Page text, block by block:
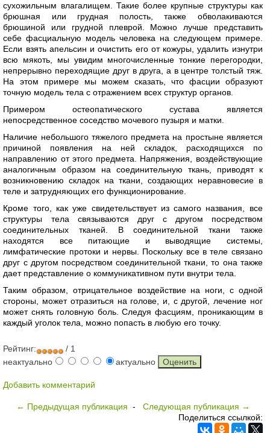
сухожильным влагалищем. Такие более крупные структуры как
брюшная или грудная полость, также обволакиваются
брюшиной или грудной плеврой. Можно лучше представить
себе фасциальную модель человека на следующем примере.
Если взять апельсин и очистить его от кожуры, удалить изнутри
всю мякоть, мы увидим многочисленные тонкие перегородки,
непрерывно переходящие друг в друга, а в центре толстый тяж.
На этом примере мы можем сказать, что фасции образуют
точную модель тела с отражением всех структур органов.
Примером остеопатического сустава является
непосредственное соседство мочевого пузыря и матки.
Наличие небольшого тяжелого предмета на простыне является
причиной появления на ней складок, расходящихся по
направлению от этого предмета. Напряжения, воздействующие
аналогичным образом на соединительную ткань, приводят к
возникновению складок на ткани, создающих неравновесие в
теле и затрудняющих его функционирование.
Кроме того, как уже свидетельствует из самого названия, все
структуры тела связываются друг с другом посредством
соединительных тканей. В соединительной ткани также
находятся все питающие и выводящие системы,
лимфатические протоки и нервы. Поскольку все в теле связано
друг с другом посредством соединительной ткани, то она также
дает представление о коммуникативном пути внутри тела.
Таким образом, отрицательное воздействие на ноги, с одной
стороны, может отразиться на голове, и, с другой, лечение ног
может снять головную боль. Следуя фасциям, проникающим в
каждый уголок тела, можно попасть в любую его точку.
Рейтинг:
/ 1
неактуально
актуально
Добавить комментарий
← Предыдущая публикация - Следующая публикация →
Поделиться ссылкой: